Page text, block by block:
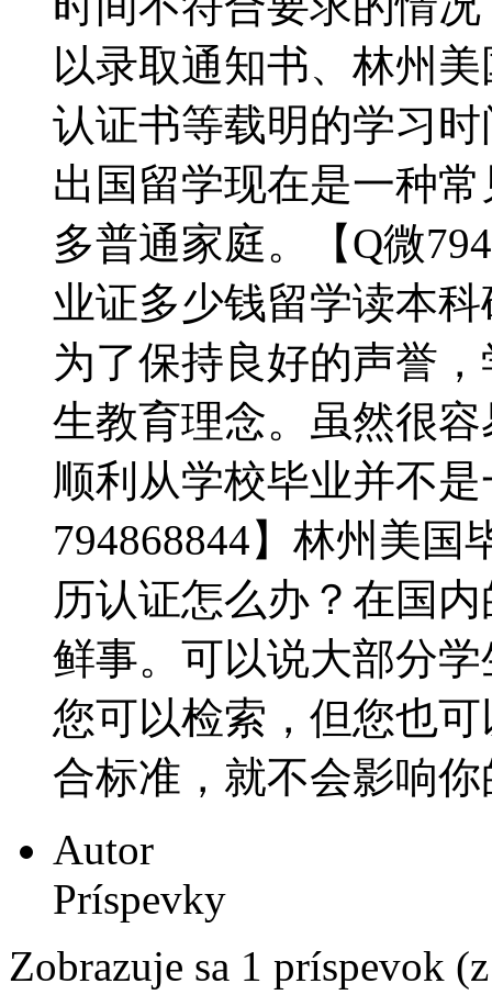
以录取通知书、林州
认证书等载明的学习
出国留学现在是一种
多普通家庭。【Q微
业证多少钱留学读本
为了保持良好的声誉
生教育理念。虽然很
顺利从学校毕业并不
794868844】林州美
历认证怎么办？在国
鲜事。可以说大部分
您可以检索，但您也
合标准，就不会影响
Autor
Príspevky
Zobrazuje sa 1 príspevok